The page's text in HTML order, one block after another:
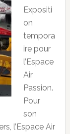
Expositi
on
tempora
ire pour
l’Espace
Air
Passion.
Pour
son
l’Espace Air